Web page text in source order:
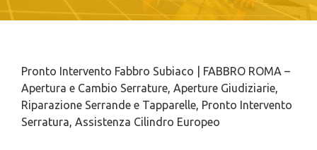
Pronto Intervento Fabbro Subiaco | FABBRO ROMA –
Apertura e Cambio Serrature, Aperture Giudiziarie,
Riparazione Serrande e Tapparelle, Pronto Intervento
Serratura, Assistenza Cilindro Europeo